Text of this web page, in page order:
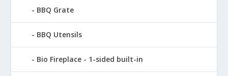
BBQ Grate
BBQ Utensils
Bio Fireplace - 1-sided built-in